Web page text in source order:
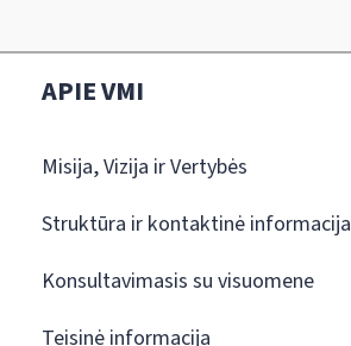
APIE VMI
Misija, Vizija ir Vertybės
Struktūra ir kontaktinė informacija
Konsultavimasis su visuomene
Teisinė informacija